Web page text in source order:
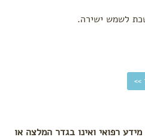
לשמש ישירה.
>>
רפואי ואינו בגדר המלצה או